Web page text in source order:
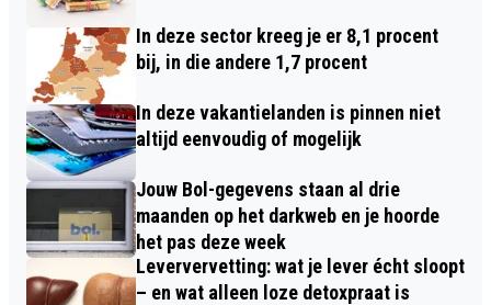
In deze sector kreeg je er 8,1 procent
bij, in die andere 1,7 procent
In deze vakantielanden is pinnen niet
altijd eenvoudig of mogelijk
Jouw Bol-gegevens staan al drie
maanden op het darkweb en je hoorde
het pas deze week
Leververvetting: wat je lever écht sloopt
– en wat alleen loze detoxpraat is